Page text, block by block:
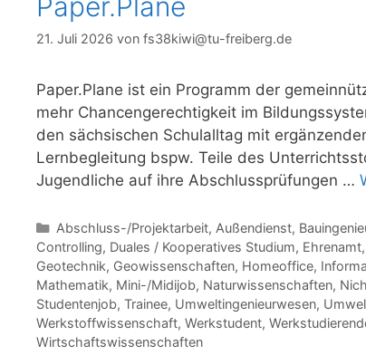
21. Juli 2026 von fs38kiwi@tu-freiberg.de
Paper.Plane ist ein Programm der
mehr Chancengerechtigkeit im
den sächsischen Schulalltag mit
Lernbegleitung bspw. Teile des
Jugendliche auf ihre Abschlussprüfungen …
Kategorien
Abschluss-/Projektarbeit, Außendienst,
Controlling, Duales / Kooperatives Studium, Ehrenamt,
Geotechnik, Geowissenschaften, Homeoffice,
Mathematik, Mini-/Midijob, Naturwissenschaften,
Studentenjob, Trainee, Umweltingenieurwesen,
Werkstoffwissenschaft, Werkstudent,
Wirtschaftswissenschaften